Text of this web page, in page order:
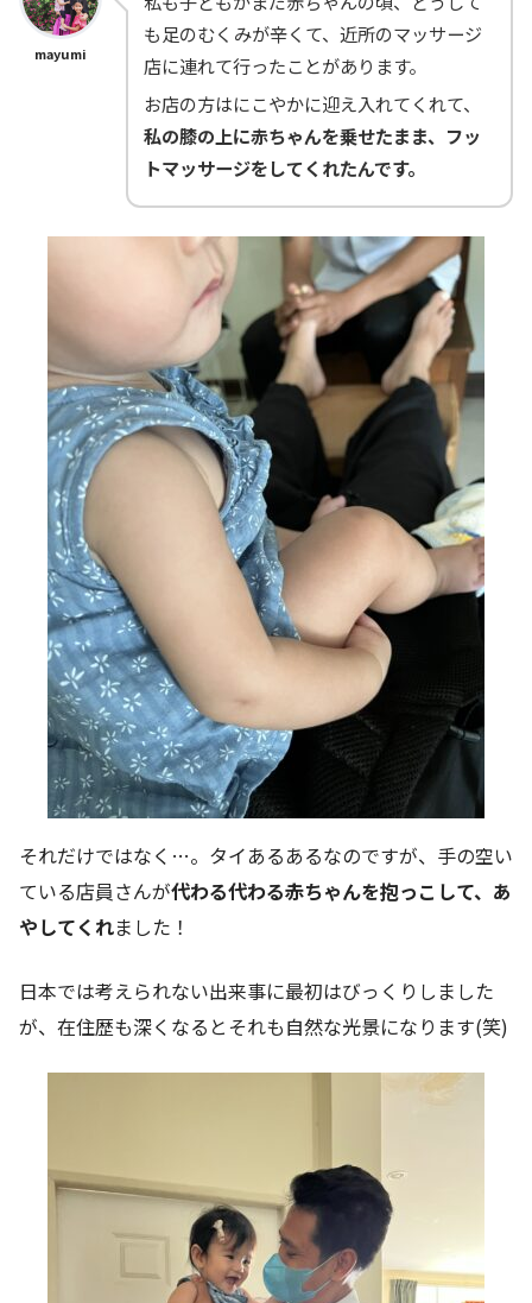
mayumi
も足のむくみが辛くて、近所のマッサージ
店に連れて行ったことがあります。
お店の方はにこやかに迎え入れてくれて、
私の膝の上に赤ちゃんを乗せたまま、フッ
トマッサージをしてくれたんです。
それだけではなく…。タイあるあるなのですが、手の空い
ている店員さんが代わる代わる赤ちゃんを抱っこして、あ
やしてくれました！
日本では考えられない出来事に最初はびっくりしました
が、在住歴も深くなるとそれも自然な光景になります(笑)